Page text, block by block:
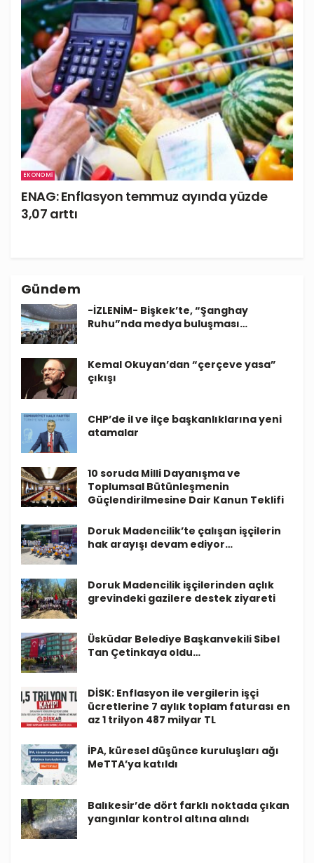
EKONOMI
ENAG: Enflasyon temmuz ayında yüzde
3,07 arttı
Gündem
-İZLENİM- Bişkek’te, “Şanghay
Ruhu”nda medya buluşması…
Kemal Okuyan’dan “çerçeve yasa”
çıkışı
CHP’de il ve ilçe başkanlıklarına yeni
atamalar
10 soruda Milli Dayanışma ve
Toplumsal Bütünleşmenin
Güçlendirilmesine Dair Kanun Teklifi
Doruk Madencilik’te çalışan işçilerin
hak arayışı devam ediyor…
Doruk Madencilik işçilerinden açlık
grevindeki gazilere destek ziyareti
Üsküdar Belediye Başkanvekili Sibel
Tan Çetinkaya oldu…
DİSK: Enflasyon ile vergilerin işçi
ücretlerine 7 aylık toplam faturası en
az 1 trilyon 487 milyar TL
İPA, küresel düşünce kuruluşları ağı
MeTTA’ya katıldı
Balıkesir’de dört farklı noktada çıkan
yangınlar kontrol altına alındı